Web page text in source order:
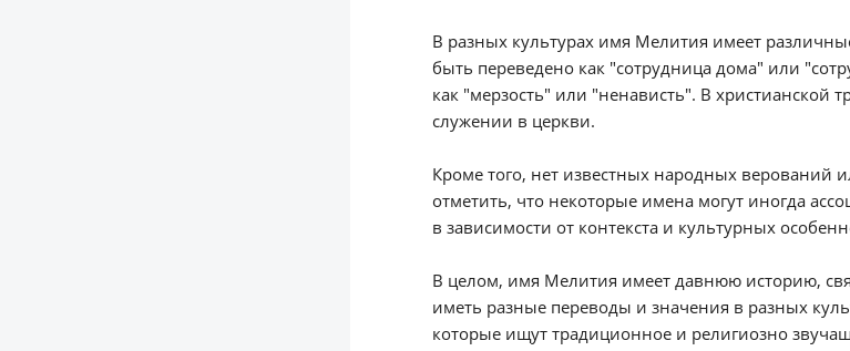
В разных культурах имя Мелития имеет
быть переведено как "сотрудница дома" или
как "мерзость" или "ненависть". В христианской
служении в церкви.
Кроме того, нет известных народных верований
отметить, что некоторые имена могут иногда
в зависимости от контекста и культурных
В целом, имя Мелития имеет давнюю историю,
иметь разные переводы и значения в разных
которые ищут традиционное и религиозно